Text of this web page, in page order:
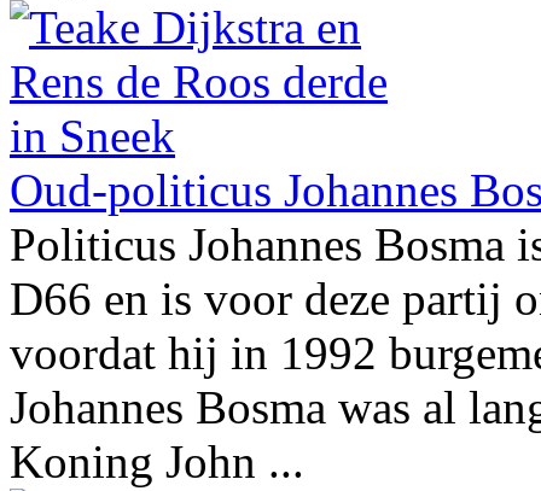
Oud-politicus Johannes
Politicus Johannes Bosma
D66 en is voor deze partij
voordat hij in 1992
Johannes Bosma was al
Koning John ...